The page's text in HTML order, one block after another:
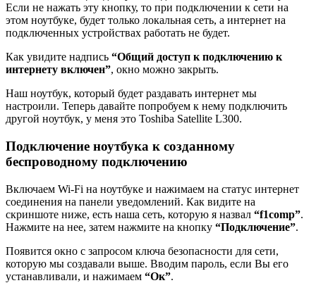
Если не нажать эту кнопку, то при подключении к сети на
этом ноутбуке, будет только локальная сеть, а интернет на
подключенных устройствах работать не будет.
Как увидите надпись “Общий доступ к подключению к
интернету включен”, окно можно закрыть.
Наш ноутбук, который будет раздавать интернет мы
настроили. Теперь давайте попробуем к нему подключить
другой ноутбук, у меня это Toshiba Satellite L300.
Подключение ноутбука к созданному
беспроводному подключению
Включаем Wi-Fi на ноутбуке и нажимаем на статус интернет
соединения на панели уведомлений. Как видите на
скриншоте ниже, есть наша сеть, которую я назвал “f1comp”.
Нажмите на нее, затем нажмите на кнопку “Подключение”.
Появится окно с запросом ключа безопасности для сети,
которую мы создавали выше. Вводим пароль, если Вы его
устанавливали, и нажимаем “Ок”.